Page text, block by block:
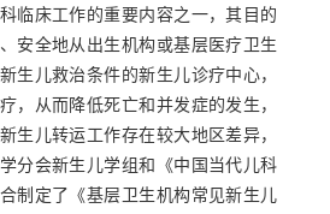
临床工作的重要内容之一，其目的
安全地从出生机构或基层医疗卫生
生儿救治条件的新生儿诊疗中心，
，从而降低死亡和并发症的发生，
生儿转运工作存在较大地区差异，
分会新生儿学组和《中国当代儿科
制定了《基层卫生机构常见新生儿